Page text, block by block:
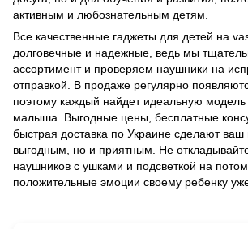
активным и любознательным детям.
Все качественные гаджеты для детей на
долговечные и надежные, ведь мы
ассортимент и проверяем наушники на
отправкой. В продаже регулярно
поэтому каждый найдет идеальную модель
малыша. Выгодные цены, бесплатные
быстрая доставка по Украине сделают ваш
выгодным, но и приятным. Не
наушников с ушками и подсветкой на
положительные эмоции своему ребенку